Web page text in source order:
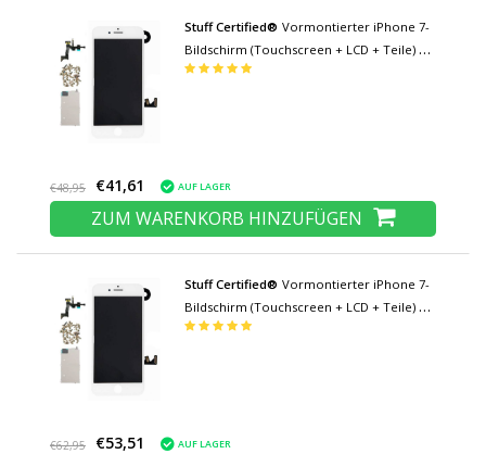
Stuff Certified® Vormontierter iPhone 7-
Bildschirm (Touchscreen + LCD + Teile) A
+ Qualität - Weiß
€48,95 €41,61 AUF LAGER
ZUM WARENKORB HINZUFÜGEN
Stuff Certified® Vormontierter iPhone 7-
Bildschirm (Touchscreen + LCD + Teile) AA
+ Qualität - Weiß
€62,95 €53,51 AUF LAGER